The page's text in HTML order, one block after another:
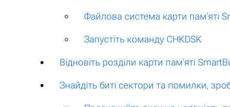
Файлова система карти пам'яті
Запустіть команду CHKDSK
Відновіть розділи карти пам'яті
Знайдіть биті сектори та помилки,